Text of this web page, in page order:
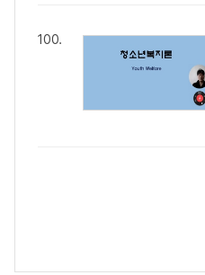
100.